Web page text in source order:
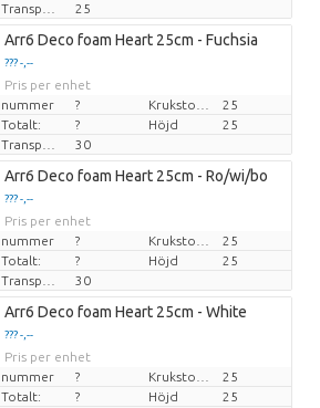
25
Arr6 Deco foam Heart 25cm - Fuchsia
??? -,--
Pris per enhet
nummer
?
25
Totalt:
? Höjd
25
30
Arr6 Deco foam Heart 25cm - Ro/wi/bo
??? -,--
Pris per enhet
nummer
?
25
Totalt:
? Höjd
25
30
Arr6 Deco foam Heart 25cm - White
??? -,--
Pris per enhet
nummer
?
25
Totalt:
? Höjd
25